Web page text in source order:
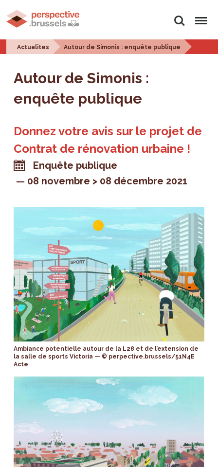
Rechercher
Menu
Actualites Autour de Simonis : enquête publique
Autour de Simonis :
enquête publique
Donnez votre avis sur le projet de
Contrat de rénovation urbaine !
Enquête publique
08 novembre > 08 décembre 2021
Ambiance potentielle autour de la L28 et de l’extension de
la salle de sports Victoria — © perpective.brussels/51N4E
Acte